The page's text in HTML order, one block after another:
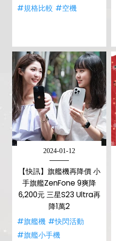
#規格比較 #空機
2024-01-12
【快訊】旗艦機再降價 小
手旗艦ZenFone 9爽降
6,200元 三星S23 Ultra再
降1萬2
#旗艦機 #快閃活動
#旗艦小手機